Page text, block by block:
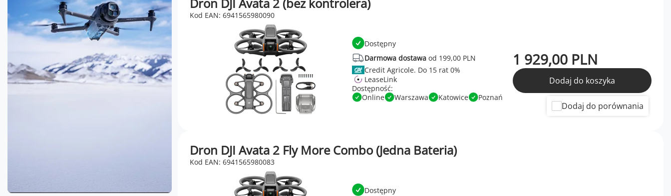
Kod EAN: 6941565980090
Dostępny
Darmowa dostawaod 199,00 PLN
Credit Agricole.
LeaseLink
Dostępność:
Online
Warszawa Katowice Poznań
1 929,00 PLN
Dodaj do koszyka
Dodaj do porównania
Dron DJI Avata 2 Fly More Combo (Jedna Bateria)
Kod EAN: 6941565980083
Dostępny